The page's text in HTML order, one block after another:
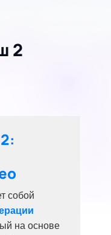
2
собой
на основе